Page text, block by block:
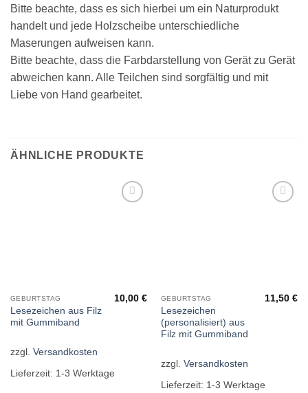
Bitte beachte, dass es sich hierbei um ein Naturprodukt
handelt und jede Holzscheibe unterschiedliche
Maserungen aufweisen kann.
Bitte beachte, dass die Farbdarstellung von Gerät zu Gerät
abweichen kann. Alle Teilchen sind sorgfältig und mit
Liebe von Hand gearbeitet.
ÄHNLICHE PRODUKTE
GEBURTSTAG
Lesezeichen aus Filz
mit Gummiband
10,00€
zzgl. Versandkosten
Lieferzeit: 1-3 Werktage
GEBURTSTAG
Lesezeichen
(personalisiert) aus
Filz mit Gummiband
11,50€
zzgl. Versandkosten
Lieferzeit: 1-3 Werktage